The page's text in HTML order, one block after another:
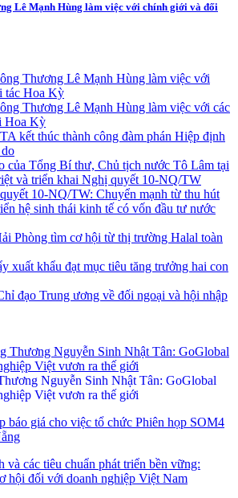
Lê Mạnh Hùng làm việc với chính giới và đối
Thương Lê Mạnh Hùng làm việc với
tác Hoa Kỳ
Thương Lê Mạnh Hùng làm việc với các
Hoa Kỳ
kết thúc thành công đàm phán Hiệp định
của Tổng Bí thư, Chủ tịch nước Tô Lâm tại
và triển khai Nghị quyết 10-NQ/TW
10-NQ/TW: Chuyển mạnh từ thu hút
hệ sinh thái kinh tế có vốn đầu tư nước
Phòng tìm cơ hội từ thị trường Halal toàn
xuất khẩu đạt mục tiêu tăng trưởng hai con
đạo Trung ương về đối ngoại và hội nhập
Nguyễn Sinh Nhật Tân: GoGlobal
Việt vươn ra thế giới
báo giá cho việc tổ chức Phiên họp SOM4
và các tiêu chuẩn phát triển bền vững:
hội đối với doanh nghiệp Việt Nam